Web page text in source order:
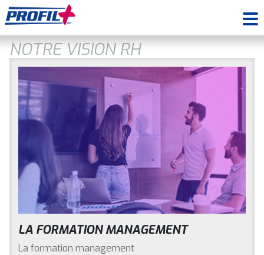
NOTRE VISION RH
LA FORMATION MANAGEMENT
La formation management